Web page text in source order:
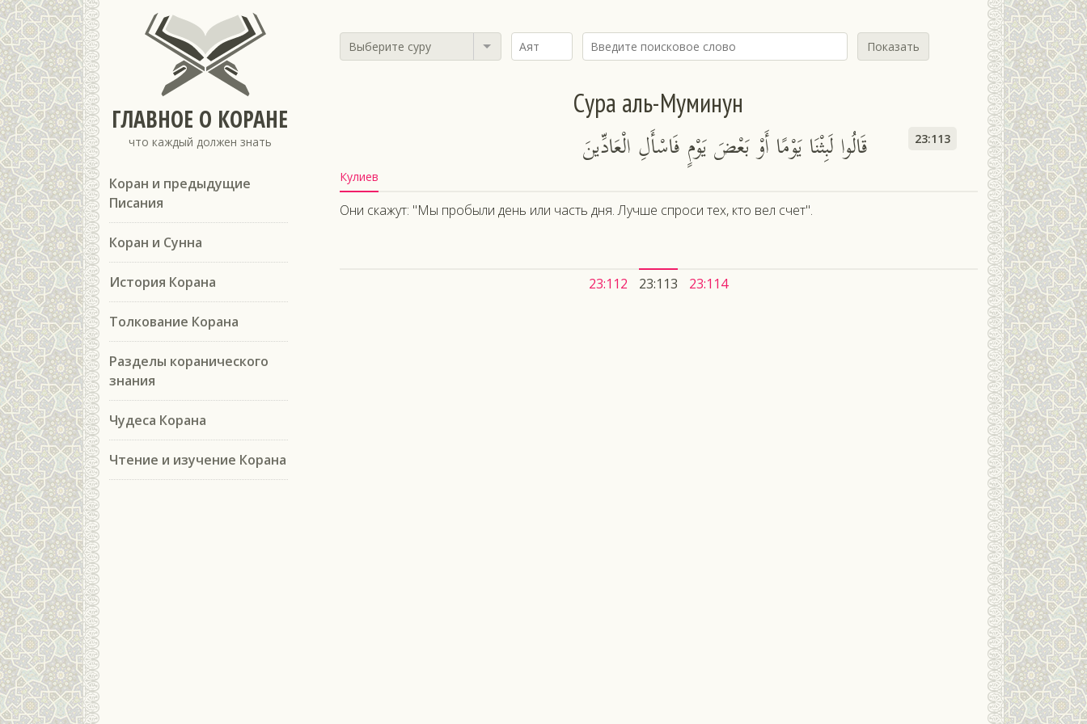
ГЛАВНОЕ О КОРАНЕ
что каждый должен знать
Коран и предыдущие
Писания
Коран и Сунна
История Корана
Толкование Корана
Разделы коранического
знания
Чудеса Корана
Чтение и изучение Корана
Выберите суру Показать
Сура аль-Муминун
قَالُوا لَبِثْنَا يَوْمًا أَوْ بَعْضَ يَوْمٍ فَاسْأَلِ الْعَادِّينَ 23:113
Кулиев
Они скажут: "Мы пробыли день или часть дня. Лучше спроси тех, кто вел счет".
23:112 23:113 23:114